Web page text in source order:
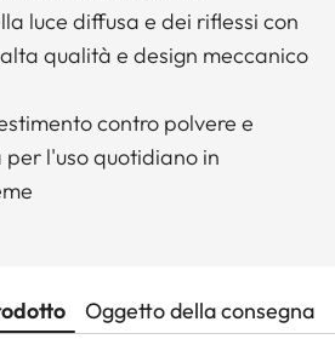
luce diffusa e dei riflessi con
qualità e design meccanico
contro polvere e
l'uso quotidiano in
Oggetto della consegna